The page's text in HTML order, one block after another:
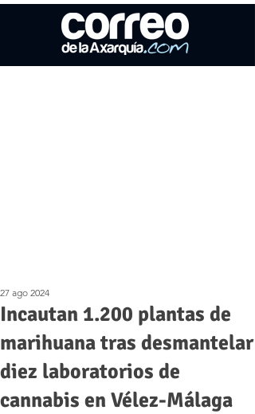
Incautan 1.200 plantas de
marihuana tras desmantelar
diez laboratorios de
cannabis en Vélez-Málaga
27 ago 2024